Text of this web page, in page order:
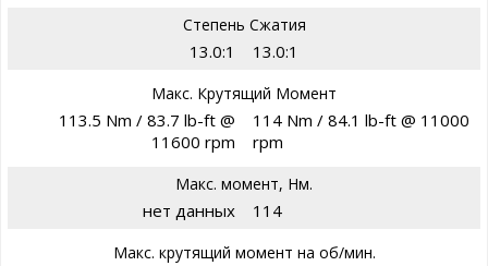
Степень Сжатия
13.0:1 13.0:1
Макс. Крутящий Момент
113.5 Nm / 83.7 lb-ft @
11600 rpm
114 Nm / 84.1 lb-ft @ 11000
rpm
Макс. момент, Нм.
нет данных 114
Макс. крутящий момент на об/мин.